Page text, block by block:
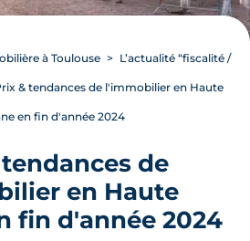
à Toulouse L’actualité “fiscalité /
& tendances de l'immobilier en Haute
en fin d'année 2024
de
en Haute
fin d'année 2024